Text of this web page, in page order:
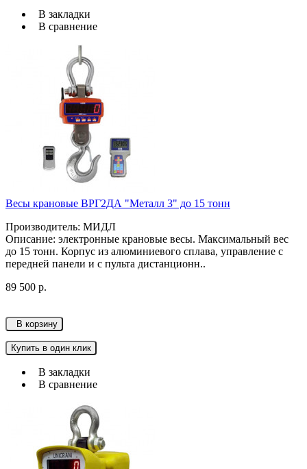
В закладки
В сравнение
Весы крановые ВРГ2ДА "Металл 3" до 15 тонн
Производитель: МИДЛ
Описание: электронные крановые весы. Максимальный вес
до 15 тонн. Корпус из алюминиевого сплава, управление с
передней панели и с пульта дистанционн..
89 500 р.
В корзину
Купить в один клик
В закладки
В сравнение